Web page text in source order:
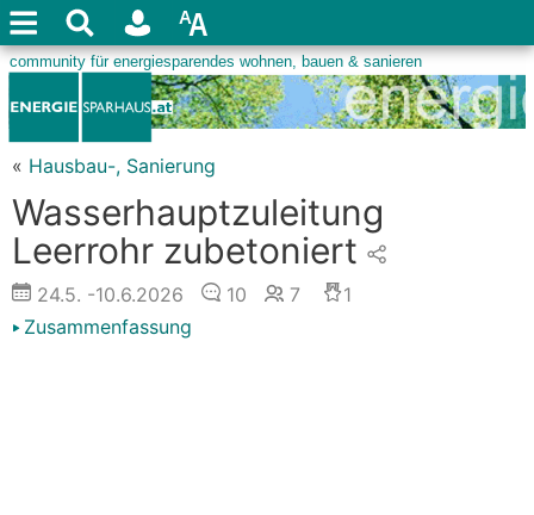
« Hausbau-, Sanierung
Wasserhauptzuleitung
Leerrohr zubetoniert
24.5. -10.6.2026 10 7
1
Zusammenfassung